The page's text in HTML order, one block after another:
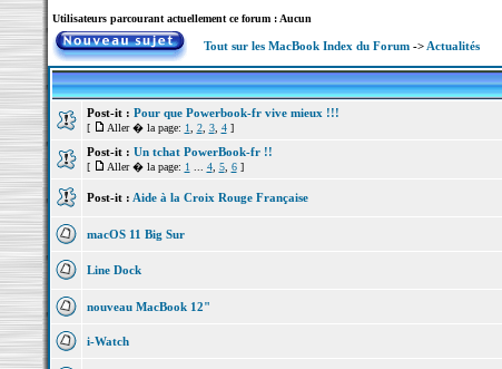
Utilisateurs parcourant actuellement ce forum : Aucun
Tout sur les MacBook Index du Forum-> Actualités
Post-it : Pour que Powerbook-fr vive mieux !!!
[ Aller � la page: 1 2, 3, 4]
Post-it : Un tchat PowerBook-fr !!
[ Aller � la page: 1 4, 5, 6]
Post-it : Aide à la Croix Rouge Française
macOS 11 Big Sur
Line Dock
nouveau MacBook 12"
i-Watch